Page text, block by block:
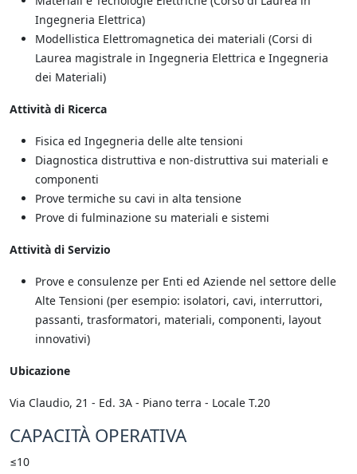
Ingegneria Elettrica)
Modellistica Elettromagnetica dei materiali (Corsi di
Laurea magistrale in Ingegneria Elettrica e Ingegneria
dei Materiali)
Attività di Ricerca
Fisica ed Ingegneria delle alte tensioni
Diagnostica distruttiva e non-distruttiva sui materiali e
componenti
Prove termiche su cavi in alta tensione
Prove di fulminazione su materiali e sistemi
Attività di Servizio
Prove e consulenze per Enti ed Aziende nel settore delle
Alte Tensioni (per esempio: isolatori, cavi, interruttori,
passanti, trasformatori, materiali, componenti, layout
innovativi)
Ubicazione
Via Claudio, 21 - Ed. 3A - Piano terra - Locale T.20
CAPACITÀ OPERATIVA
≤10